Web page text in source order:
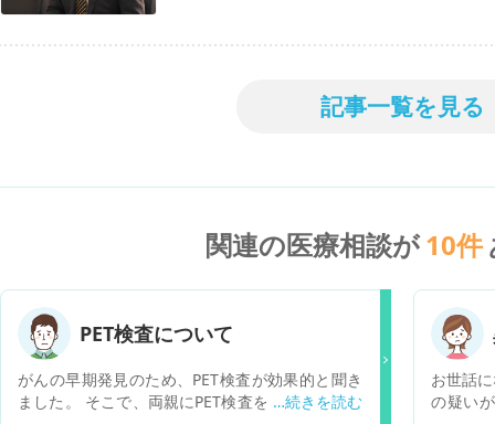
記事一覧を見る
関連の医療相談が10件
PET検査について
がんの早期発見のため、PET検査が効果的と聞き
ました。 そこで、両親にPET検査を受けてもらお
お世話
の疑い